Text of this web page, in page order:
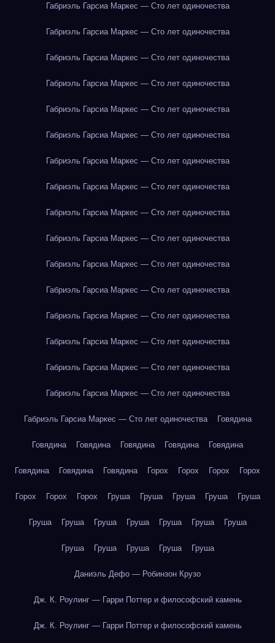
Габриэль Гарсиа Маркес — Сто лет одиночества
Габриэль Гарсиа Маркес — Сто лет одиночества
Габриэль Гарсиа Маркес — Сто лет одиночества
Габриэль Гарсиа Маркес — Сто лет одиночества
Габриэль Гарсиа Маркес — Сто лет одиночества
Габриэль Гарсиа Маркес — Сто лет одиночества
Габриэль Гарсиа Маркес — Сто лет одиночества
Габриэль Гарсиа Маркес — Сто лет одиночества
Габриэль Гарсиа Маркес — Сто лет одиночества
Габриэль Гарсиа Маркес — Сто лет одиночества
Габриэль Гарсиа Маркес — Сто лет одиночества
Габриэль Гарсиа Маркес — Сто лет одиночества
Габриэль Гарсиа Маркес — Сто лет одиночества
Габриэль Гарсиа Маркес — Сто лет одиночества
Габриэль Гарсиа Маркес — Сто лет одиночества
Габриэль Гарсиа Маркес — Сто лет одиночества
Габриэль Гарсиа Маркес — Сто лет одиночества Говядина
Говядина Говядина Говядина Говядина Говядина
Говядина Говядина Говядина Горох Горох Горох Горох
Горох Горох Горох Груша Груша Груша Груша Груша
Груша Груша Груша Груша Груша Груша Груша
Груша Груша Груша Груша Груша
Даниэль Дефо — Робинзон Крузо
Дж. К. Роулинг — Гарри Поттер и философский камень
Дж. К. Роулинг — Гарри Поттер и философский камень